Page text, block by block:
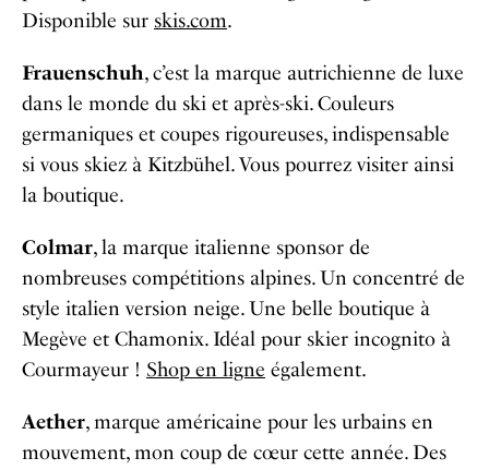
Disponible sur skis.com.
Frauenschuh, c’est la marque autrichienne de luxe
dans le monde du ski et après-ski. Couleurs
germaniques et coupes rigoureuses, indispensable
si vous skiez à Kitzbühel. Vous pourrez visiter ainsi
la boutique.
Colmar, la marque italienne sponsor de
nombreuses compétitions alpines. Un concentré de
style italien version neige. Une belle boutique à
Megève et Chamonix. Idéal pour skier incognito à
Courmayeur ! Shop en ligne également.
Aether, marque américaine pour les urbains en
mouvement, mon coup de cœur cette année. Des